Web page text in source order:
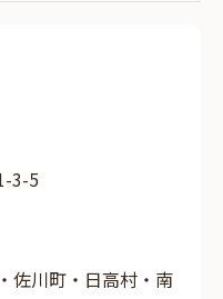
3-5
佐川町・日高村・南